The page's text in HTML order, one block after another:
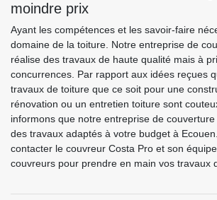
moindre prix
Ayant les compétences et les savoir-faire
domaine de la toiture. Notre entreprise de
réalise des travaux de haute qualité mais à
concurrences. Par rapport aux idées reçues
travaux de toiture que ce soit pour une
rénovation ou un entretien toiture sont
informons que notre entreprise de
des travaux adaptés à votre budget à
contacter le couvreur Costa Pro et son équipe
couvreurs pour prendre en main vos travaux